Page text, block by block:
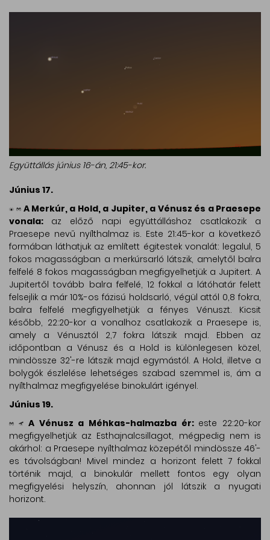
Együttállás június 16-án, 21:45-kor.
Június 17.
A Merkúr, a Hold, a Jupiter, a Vénusz és a Praesepe
vonala: az előző napi együttálláshoz csatlakozik a
Praesepe nevű nyílthalmaz is. Este 21:45-kor a következő
formában láthatjuk az említett égitestek vonalát: legalul, 5
fokos magasságban a merkúrsarló látszik, amelytől balra
felfelé 8 fokos magasságban megfigyelhetjük a Jupitert. A
Jupitertől tovább balra felfelé, 12 fokkal a látóhatár felett
felsejlik a már 10%-os fázisú holdsarló, végül attól 0,8 fokra,
balra felfelé megfigyelhetjük a fényes Vénuszt. Kicsit
később, 22:20-kor a vonalhoz csatlakozik a Praesepe is,
amely a Vénusztól 2,7 fokra látszik majd. Ebben az
időpontban a Vénusz és a Hold is különlegesen közel,
mindössze 32'-re látszik majd egymástól. A Hold, illetve a
bolygók észlelése lehetséges szabad szemmel is, ám a
nyílthalmaz megfigyelése binokulárt igényel.
Június 19.
A Vénusz a Méhkas-halmazba ér: este 22:20-kor
megfigyelhetjük az Esthajnalcsillagot, mégpedig nem is
akárhol: a Praesepe nyílthalmaz közepétől mindössze 46'-
es távolságban! Mivel mindez a horizont felett 7 fokkal
történik majd, a binokulár mellett fontos egy olyan
megfigyelési helyszín, ahonnan jól látszik a nyugati
horizont.